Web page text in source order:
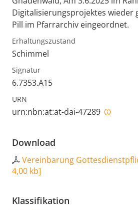
Digitalisierungsprojektes wieder
Pill im Pfarrarchiv eingeordnet.
Erhaltungszustand
Schimmel
Signatur
6.7353.A15
URN
urn:nbn:at:at-dai-47289
Download
Vereinbarung
4,00 kb]
Klassifikation